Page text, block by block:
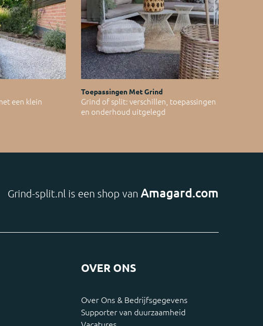
een klein
Toepassingen Met Grind
Grind of split: verschillen, toepassingen
en onderhoud uitgelegd
Grind-split.nl is een shop van Amagard.com
OVER ONS
Over Ons & Bedrijfsgegevens
Supporter van duurzaamheid